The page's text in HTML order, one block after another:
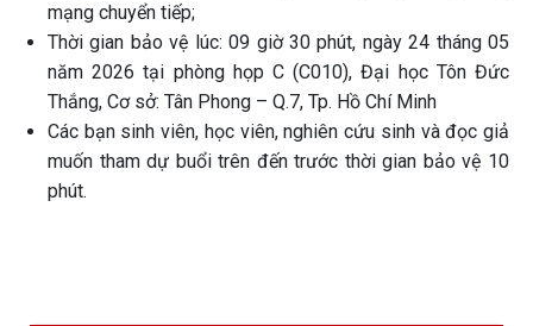
mạng chuyển tiếp;
Thời gian bảo vệ lúc: 09 giờ 30 phút, ngày 24 tháng 05
năm 2026 tại phòng họp C (C010), Đại học Tôn Đức
Thắng, Cơ sở: Tân Phong – Q.7, Tp. Hồ Chí Minh
Các bạn sinh viên, học viên, nghiên cứu sinh và đọc giả
muốn tham dự buổi trên đến trước thời gian bảo vệ 10
phút.